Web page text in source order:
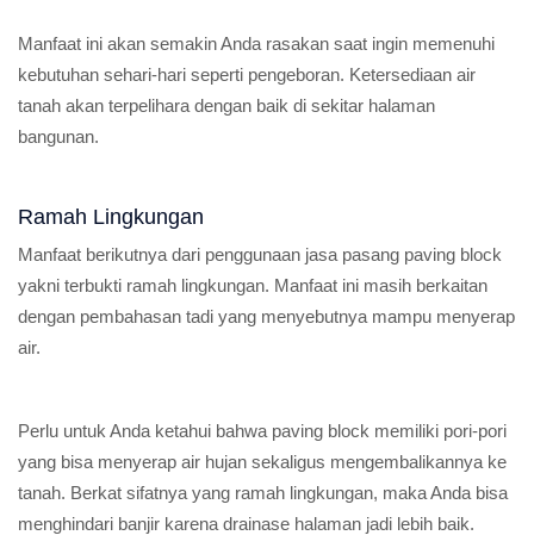
Manfaat ini akan semakin Anda rasakan saat ingin memenuhi
kebutuhan sehari-hari seperti pengeboran. Ketersediaan air
tanah akan terpelihara dengan baik di sekitar halaman
bangunan.
Ramah Lingkungan
Manfaat berikutnya dari penggunaan jasa pasang paving block
yakni terbukti ramah lingkungan. Manfaat ini masih berkaitan
dengan pembahasan tadi yang menyebutnya mampu menyerap
air.
Perlu untuk Anda ketahui bahwa paving block memiliki pori-pori
yang bisa menyerap air hujan sekaligus mengembalikannya ke
tanah. Berkat sifatnya yang ramah lingkungan, maka Anda bisa
menghindari banjir karena drainase halaman jadi lebih baik.